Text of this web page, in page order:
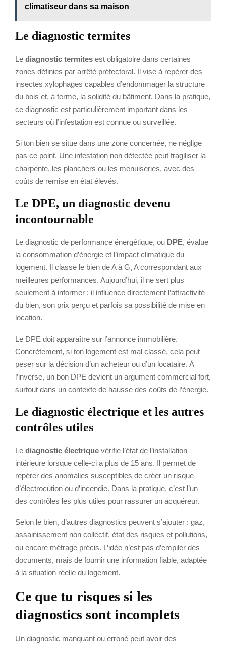
climatiseur dans sa maison
Le diagnostic termites
Le diagnostic termites est obligatoire dans certaines
zones définies par arrêté préfectoral. Il vise à repérer des
insectes xylophages capables d’endommager la structure
du bois et, à terme, la solidité du bâtiment. Dans la pratique,
ce diagnostic est particulièrement important dans les
secteurs où l’infestation est connue ou surveillée.
Si ton bien se situe dans une zone concernée, ne néglige
pas ce point. Une infestation non détectée peut fragiliser la
charpente, les planchers ou les menuiseries, avec des
coûts de remise en état élevés.
Le DPE, un diagnostic devenu
incontournable
Le diagnostic de performance énergétique, ou DPE, évalue
la consommation d’énergie et l’impact climatique du
logement. Il classe le bien de A à G, A correspondant aux
meilleures performances. Aujourd’hui, il ne sert plus
seulement à informer : il influence directement l’attractivité
du bien, son prix perçu et parfois sa possibilité de mise en
location.
Le DPE doit apparaître sur l’annonce immobilière.
Concrètement, si ton logement est mal classé, cela peut
peser sur la décision d’un acheteur ou d’un locataire. À
l’inverse, un bon DPE devient un argument commercial fort,
surtout dans un contexte de hausse des coûts de l’énergie.
Le diagnostic électrique et les autres
contrôles utiles
Le diagnostic électrique vérifie l’état de l’installation
intérieure lorsque celle-ci a plus de 15 ans. Il permet de
repérer des anomalies susceptibles de créer un risque
d’électrocution ou d’incendie. Dans la pratique, c’est l’un
des contrôles les plus utiles pour rassurer un acquéreur.
Selon le bien, d’autres diagnostics peuvent s’ajouter : gaz,
assainissement non collectif, état des risques et pollutions,
ou encore métrage précis. L’idée n’est pas d’empiler des
documents, mais de fournir une information fiable, adaptée
à la situation réelle du logement.
Ce que tu risques si les
diagnostics sont incomplets
Un diagnostic manquant ou erroné peut avoir des